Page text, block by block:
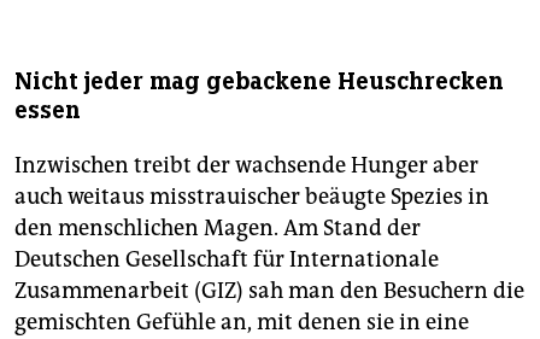
Nicht jeder mag gebackene Heuschrecken
essen
Inzwischen treibt der wachsende Hunger aber
auch weitaus misstrauischer beäugte Spezies in
den menschlichen Magen. Am Stand der
Deutschen Gesellschaft für Internationale
Zusammenarbeit (GIZ) sah man den Besuchern die
gemischten Gefühle an, mit denen sie in eine